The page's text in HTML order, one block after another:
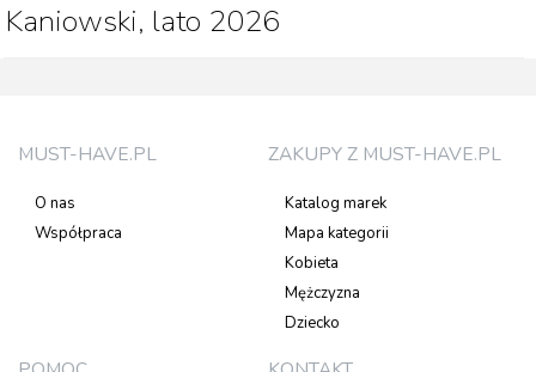
Kaniowski, lato 2026
MUST-HAVE.PL
O nas
Współpraca
ZAKUPY Z MUST-HAVE.PL
Katalog marek
Mapa kategorii
Kobieta
Mężczyzna
Dziecko